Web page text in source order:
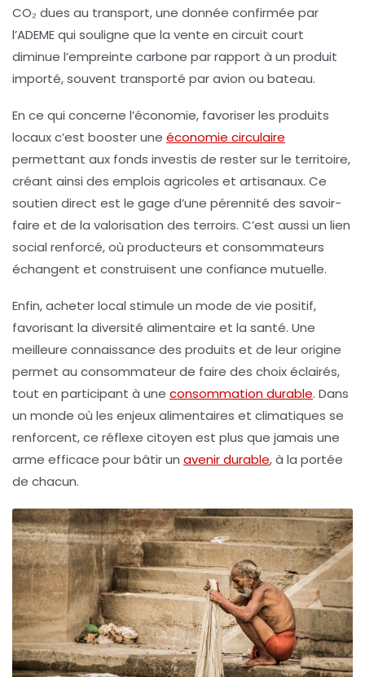
CO₂ dues au transport, une donnée confirmée par
l’ADEME qui souligne que la vente en circuit court
diminue l’empreinte carbone par rapport à un produit
importé, souvent transporté par avion ou bateau.
En ce qui concerne l’économie, favoriser les produits
locaux c’est booster une économie circulaire
permettant aux fonds investis de rester sur le territoire,
créant ainsi des emplois agricoles et artisanaux. Ce
soutien direct est le gage d’une pérennité des savoir-
faire et de la valorisation des terroirs. C’est aussi un lien
social renforcé, où producteurs et consommateurs
échangent et construisent une confiance mutuelle.
Enfin, acheter local stimule un mode de vie positif,
favorisant la diversité alimentaire et la santé. Une
meilleure connaissance des produits et de leur origine
permet au consommateur de faire des choix éclairés,
tout en participant à une consommation durable. Dans
un monde où les enjeux alimentaires et climatiques se
renforcent, ce réflexe citoyen est plus que jamais une
arme efficace pour bâtir un avenir durable, à la portée
de chacun.